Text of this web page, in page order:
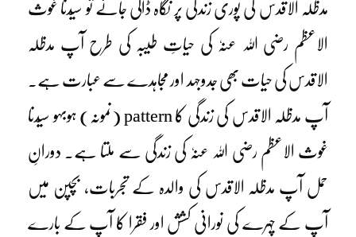
مدظلہ الاقدس کی پوری زندگی پر نگاہ ڈالی جائے تو سیّدنا غوث
الاعظم رضی اللہ عنہٗ کی حیاتِ طیبہ کی طرح آپ مدظلہ
الاقدس کی حیات بھی جدوجہد اور مجاہدے سے عبارت ہے۔
آپ مدظلہ الاقدس کی زندگی کا pattern (نمونہ) ہوبہو سیّدنا
غوث الاعظم رضی اللہ عنہٗ کی زندگی سے ملتا ہے۔ دورانِ
حمل آپ مدظلہ الاقدس کی والدہ کے تجربات، بچپن میں
آپ کے چہرے کی نورانی کشش اور فقرا کا آپ کے بارے